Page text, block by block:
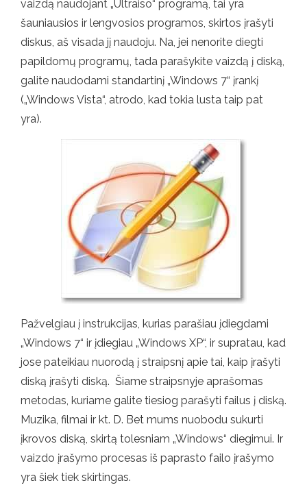
vaizdą naudojant „Ultraiso“ programą, tai yra
šauniausios ir lengvosios programos, skirtos įrašyti
diskus, aš visada jį naudoju. Na, jei nenorite diegti
papildomų programų, tada parašykite vaizdą į diską,
galite naudodami standartinį „Windows 7“ įrankį
(„Windows Vista“, atrodo, kad tokia lusta taip pat
yra).
Pažvelgiau į instrukcijas, kurias parašiau įdiegdami
„Windows 7“ ir įdiegiau „Windows XP“, ir supratau, kad
jose pateikiau nuorodą į straipsnį apie tai, kaip įrašyti
diską įrašyti diską. Šiame straipsnyje aprašomas
metodas, kuriame galite tiesiog parašyti failus į diską.
Muzika, filmai ir kt. D. Bet mums nuobodu sukurti
įkrovos diską, skirtą tolesniam „Windows“ diegimui. Ir
vaizdo įrašymo procesas iš paprasto failo įrašymo
yra šiek tiek skirtingas.